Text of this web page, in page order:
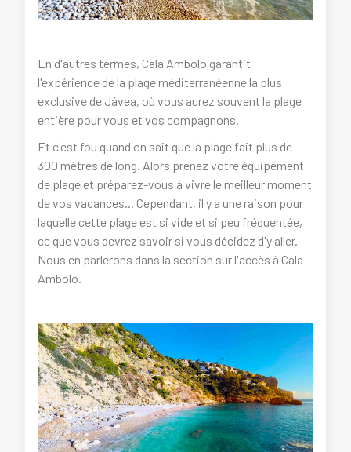
En d'autres termes, Cala Ambolo garantit
l'expérience de la plage méditerranéenne la plus
exclusive de Jávea, où vous aurez souvent la plage
entière pour vous et vos compagnons.
Et c'est fou quand on sait que la plage fait plus de
300 mètres de long. Alors prenez votre équipement
de plage et préparez-vous à vivre le meilleur moment
de vos vacances... Cependant, il y a une raison pour
laquelle cette plage est si vide et si peu fréquentée,
ce que vous devrez savoir si vous décidez d'y aller.
Nous en parlerons dans la section sur l'accès à Cala
Ambolo.